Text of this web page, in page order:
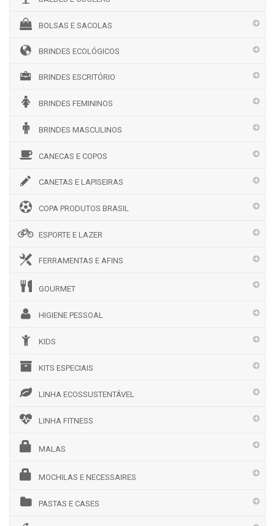
BOLSAS E SACOLAS
BRINDES ECOLÓGICOS
BRINDES ESCRITÓRIO
BRINDES FEMININOS
BRINDES MASCULINOS
CANECAS E COPOS
CANETAS E LAPISEIRAS
COPA PRODUTOS BRASIL
ESPORTE E LAZER
FERRAMENTAS E AFINS
GOURMET
HIGIENE PESSOAL
KIDS
KITS ESPECIAIS
LINHA ECOSSUSTENTÁVEL
LINHA FITNESS
MALAS
MOCHILAS E NECESSAIRES
PASTAS E CASES